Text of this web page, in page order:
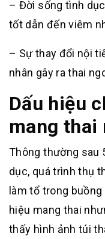
– Đời sống tình
tốt dẫn đến viêm
– Sự thay đổi nội
nhân gây ra thai
Dấu hiệu
mang thai
Thông thường sau
dục, quá trình thụ
làm tổ trong
hiệu mang thai
thấy hình ảnh túi